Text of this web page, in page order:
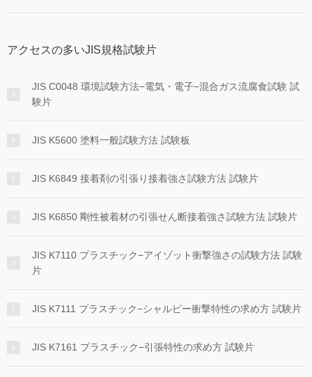
アクセスの多いJIS規格試験片
JIS C0048 環境試験方法−電気・電子−混合ガス流腐食試験 試
験片
JIS K5600 塗料一般試験方法 試験板
JIS K6849 接着剤の引張り接着強さ試験方法 試験片
JIS K6850 剛性被着材の引張せん断接着強さ試験方法 試験片
JIS K7110 プラスチック−アイゾット衝撃強さの試験方法 試験
片
JIS K7111 プラスチック−シャルピー衝撃特性の求め方 試験片
JIS K7161 プラスチック−引張特性の求め方 試験片